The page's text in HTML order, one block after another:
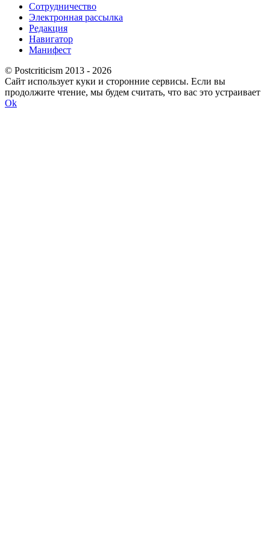
Сотрудничество
Электронная рассылка
Редакция
Навигатор
Манифест
© Postcriticism 2013 - 2026
Сайт использует куки и сторонние сервисы. Если вы
продолжите чтение, мы будем считать, что вас это устраивает
Ok